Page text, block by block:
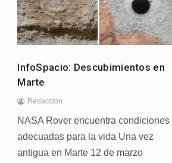
InfoSpacio: Descubimientos en
Marte
Redaccion
NASA Rover encuentra condiciones
adecuadas para la vida Una vez
antigua en Marte 12 de marzo